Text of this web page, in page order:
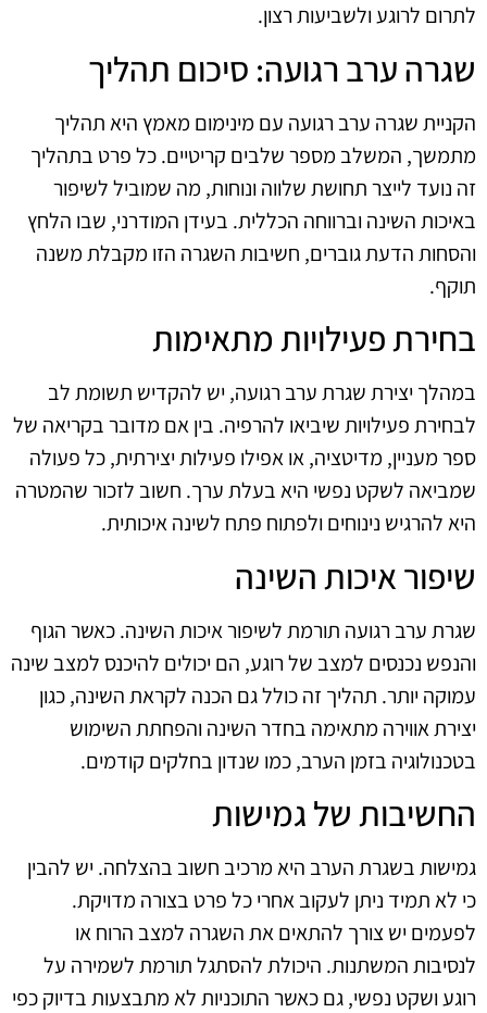
לתרום לרוגע ולשביעות רצון.
שגרה ערב רגועה: סיכום תהליך
הקניית שגרה ערב רגועה עם מינימום מאמץ היא תהליך
מתמשך, המשלב מספר שלבים קריטיים. כל פרט בתהליך
זה נועד לייצר תחושת שלווה ונוחות, מה שמוביל לשיפור
באיכות השינה וברווחה הכללית. בעידן המודרני, שבו הלחץ
והסחות הדעת גוברים, חשיבות השגרה הזו מקבלת משנה
תוקף.
בחירת פעילויות מתאימות
במהלך יצירת שגרת ערב רגועה, יש להקדיש תשומת לב
לבחירת פעילויות שיביאו להרפיה. בין אם מדובר בקריאה של
ספר מעניין, מדיטציה, או אפילו פעילות יצירתית, כל פעולה
שמביאה לשקט נפשי היא בעלת ערך. חשוב לזכור שהמטרה
היא להרגיש נינוחים ולפתוח פתח לשינה איכותית.
שיפור איכות השינה
שגרת ערב רגועה תורמת לשיפור איכות השינה. כאשר הגוף
והנפש נכנסים למצב של רוגע, הם יכולים להיכנס למצב שינה
עמוקה יותר. תהליך זה כולל גם הכנה לקראת השינה, כגון
יצירת אווירה מתאימה בחדר השינה והפחתת השימוש
בטכנולוגיה בזמן הערב, כמו שנדון בחלקים קודמים.
החשיבות של גמישות
גמישות בשגרת הערב היא מרכיב חשוב בהצלחה. יש להבין
כי לא תמיד ניתן לעקוב אחרי כל פרט בצורה מדויקת.
לפעמים יש צורך להתאים את השגרה למצב הרוח או
לנסיבות המשתנות. היכולת להסתגל תורמת לשמירה על
רוגע ושקט נפשי, גם כאשר התוכניות לא מתבצעות בדיוק כפי